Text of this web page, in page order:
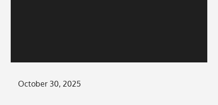
Posted
October 30, 2025